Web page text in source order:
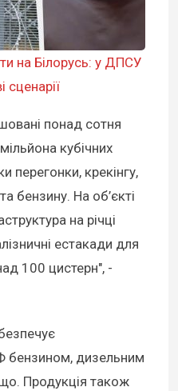
на Білорусь: у ДПСУ
понад сотня
кубічних
перегонки, крекінгу,
бензину. На об’єкті
на річці
естакади для
100 цистерн", -
бензином, дизельним
Продукція також